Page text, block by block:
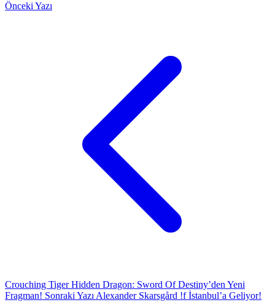
Önceki Yazı
Crouching Tiger Hidden Dragon: Sword Of Destiny’den Yeni
Fragman! Sonraki Yazı Alexander Skarsgård !f İstanbul’a Geliyor!